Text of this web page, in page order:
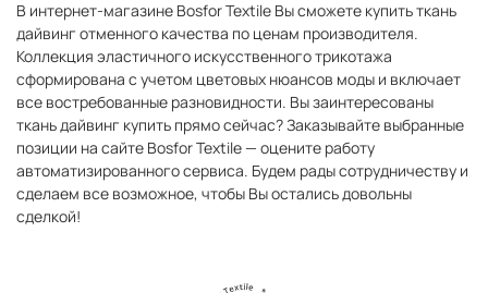
В интернет-магазине Bosfor Textile Вы сможете купить ткань
дайвинг отменного качества по ценам производителя.
Коллекция эластичного искусственного трикотажа
сформирована с учетом цветовых нюансов моды и включает
все востребованные разновидности. Вы заинтересованы
ткань дайвинг купить прямо сейчас? Заказывайте выбранные
позиции на сайте Bosfor Textile — оцените работу
автоматизированного сервиса. Будем рады сотрудничеству и
сделаем все возможное, чтобы Вы остались довольны
сделкой!